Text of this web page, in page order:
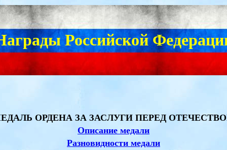
Российской
ОРДЕНА ЗА ЗАСЛУГИ ПЕРЕД
Описание медали
Разновидности медали